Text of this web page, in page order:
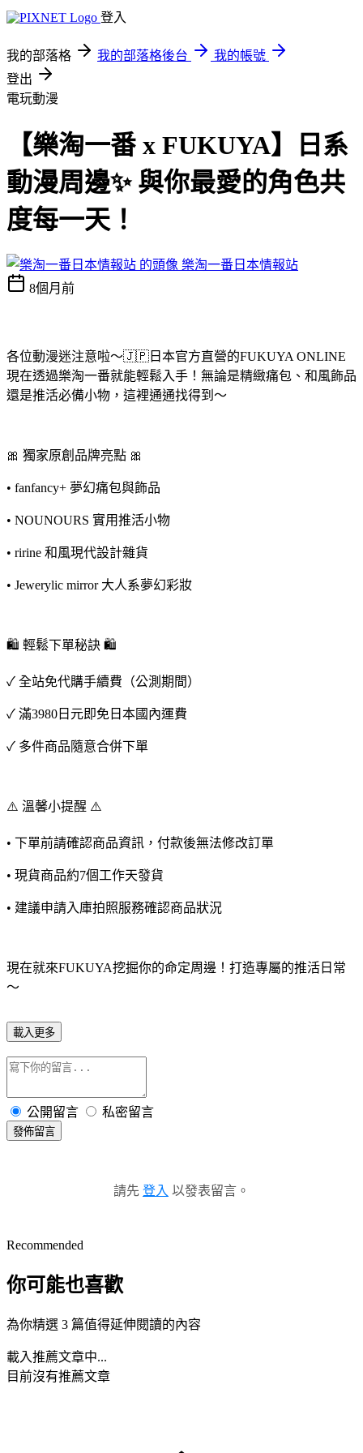
登入
我的部落格 我的部落格後台
我的帳號
登出
電玩動漫
【樂淘一番 x FUKUYA】日系
動漫周邊✨ 與你最愛的角色共
度每一天！
樂淘一番日本情報站
8個月前
各位動漫迷注意啦～🇯🇵日本官方直營的FUKUYA ONLINE
現在透過樂淘一番就能輕鬆入手！無論是精緻痛包、和風飾品
還是推活必備小物，這裡通通找得到～
🎀 獨家原創品牌亮點 🎀
• fanfancy+ 夢幻痛包與飾品
• NOUNOURS 實用推活小物
• ririne 和風現代設計雜貨
• Jewerylic mirror 大人系夢幻彩妝
🛍️ 輕鬆下單秘訣 🛍️
✓ 全站免代購手續費（公測期間）
✓ 滿3980日元即免日本國內運費
✓ 多件商品隨意合併下單
⚠️ 溫馨小提醒 ⚠️
• 下單前請確認商品資訊，付款後無法修改訂單
• 現貨商品約7個工作天發貨
• 建議申請入庫拍照服務確認商品狀況
現在就來FUKUYA挖掘你的命定周邊！打造專屬的推活日常
～
載入更多
公開留言 私密留言
發佈留言
請先 登入 以發表留言。
Recommended
你可能也喜歡
為你精選 3 篇值得延伸閱讀的內容
載入推薦文章中...
目前沒有推薦文章